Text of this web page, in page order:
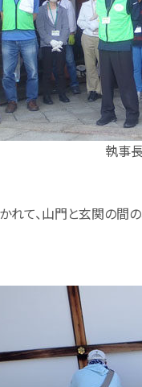
執事
れて、山門と玄関の間